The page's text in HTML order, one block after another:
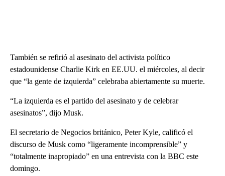
También se refirió al asesinato del activista político
estadounidense Charlie Kirk en EE.UU. el miércoles, al decir
que “la gente de izquierda” celebraba abiertamente su muerte.
“La izquierda es el partido del asesinato y de celebrar
asesinatos”, dijo Musk.
El secretario de Negocios británico, Peter Kyle, calificó el
discurso de Musk como “ligeramente incomprensible” y
“totalmente inapropiado” en una entrevista con la BBC este
domingo.